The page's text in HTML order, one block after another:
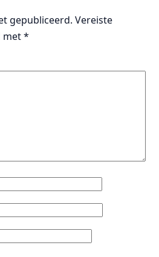
gepubliceerd. Vereiste
met*